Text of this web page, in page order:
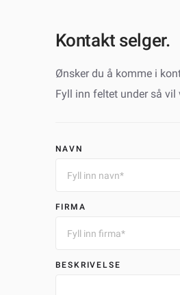
Kontakt selger.
Ønsker du å komme i
Fyll inn feltet under så
NAVN
FIRMA
BESKRIVELSE